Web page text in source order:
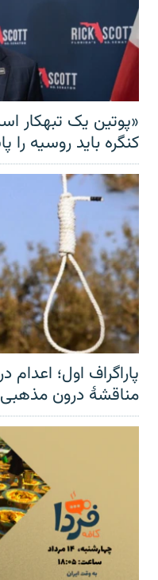
«پوتین یک تبهکار
کنگره باید روسیه را
پاراگراف اول؛ اعدام
مناقشهٔ درون